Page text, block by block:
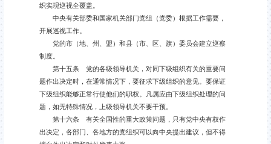
织实现巡视全覆盖。
中央有关部委和国家机关部门党组（党委）根据工作需要，
开展巡视工作。
党的市（地、州、盟）和县（市、区、旗）委员会建立巡察
制度。
第十五条 党的各级领导机关，对同下级组织有关的重要问
题作出决定时，在通常情况下，要征求下级组织的意见。要保证
下级组织能够正常行使他们的职权。凡属应由下级组织处理的问
题，如无特殊情况，上级领导机关不要干预。
第十六条 有关全国性的重大政策问题，只有党中央有权作
出决定，各部门、各地方的党组织可以向中央提出建议，但不得